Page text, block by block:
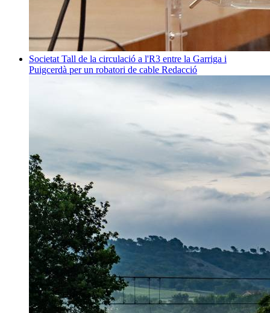
Societat Tall de la circulació a l'R3 entre la Garriga i
Puigcerdà per un robatori de cable Redacció